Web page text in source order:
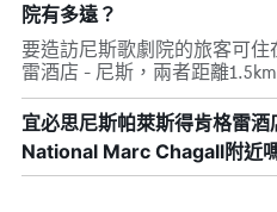
院有多遠？
要造訪尼斯歌劇院的旅客可
雷酒店 - 尼斯，兩者距離1.5km
宜必思尼斯帕萊斯得肯格雷
National Marc Chagall附近